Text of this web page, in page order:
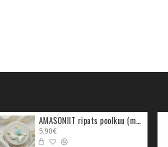
AMASONIIT ripats poolkuu (metall)
5.90€